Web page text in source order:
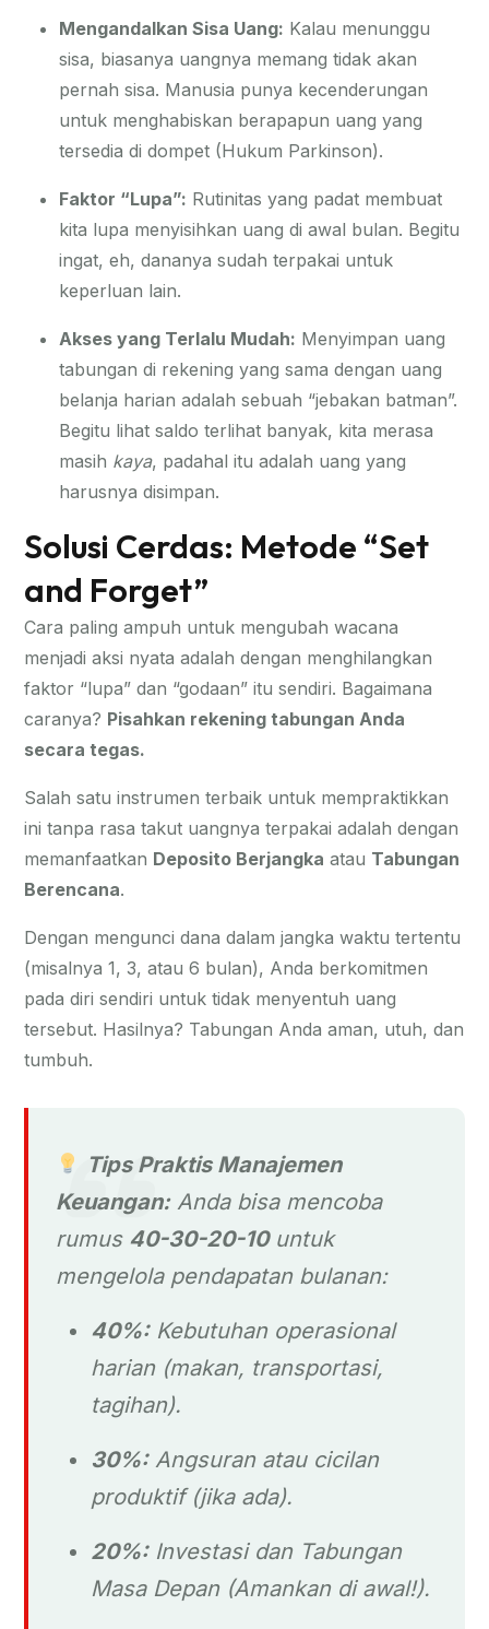
Mengandalkan Sisa Uang: Kalau menunggu
sisa, biasanya uangnya memang tidak akan
pernah sisa. Manusia punya kecenderungan
untuk menghabiskan berapapun uang yang
tersedia di dompet (Hukum Parkinson).
Faktor “Lupa”: Rutinitas yang padat membuat
kita lupa menyisihkan uang di awal bulan. Begitu
ingat, eh, dananya sudah terpakai untuk
keperluan lain.
Akses yang Terlalu Mudah: Menyimpan uang
tabungan di rekening yang sama dengan uang
belanja harian adalah sebuah “jebakan batman”.
Begitu lihat saldo terlihat banyak, kita merasa
masih kaya, padahal itu adalah uang yang
harusnya disimpan.
Solusi Cerdas: Metode “Set
and Forget”
Cara paling ampuh untuk mengubah wacana
menjadi aksi nyata adalah dengan menghilangkan
faktor “lupa” dan “godaan” itu sendiri. Bagaimana
caranya? Pisahkan rekening tabungan Anda
secara tegas.
Salah satu instrumen terbaik untuk mempraktikkan
ini tanpa rasa takut uangnya terpakai adalah dengan
memanfaatkan Deposito Berjangka atau Tabungan
Berencana.
Dengan mengunci dana dalam jangka waktu tertentu
(misalnya 1, 3, atau 6 bulan), Anda berkomitmen
pada diri sendiri untuk tidak menyentuh uang
tersebut. Hasilnya? Tabungan Anda aman, utuh, dan
tumbuh.
Tips Praktis Manajemen
Keuangan:Anda bisa mencoba
rumus 40-30-20-10untuk
mengelola pendapatan bulanan:
40%:Kebutuhan operasional
harian (makan, transportasi,
tagihan).
30%:Angsuran atau cicilan
produktif (jika ada).
20%:Investasi dan Tabungan
Masa Depan (Amankan di awal!).